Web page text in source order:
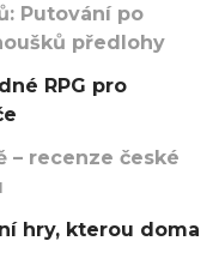
Putování po
předlohy
RPG pro
– recenze české
hry, kterou doma